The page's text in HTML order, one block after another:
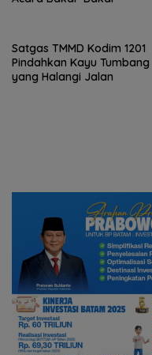
Satgas TMMD Kodim 1201
Pindahkan Kayu Tumbang
yang Halangi Jalan